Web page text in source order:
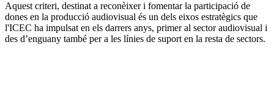
Aquest criteri, destinat a reconèixer i fomentar la participació de
dones en la producció audiovisual és un dels eixos estratègics que
l'ICEC ha impulsat en els darrers anys, primer al sector audiovisual i
des d’enguany també per a les línies de suport en la resta de sectors.